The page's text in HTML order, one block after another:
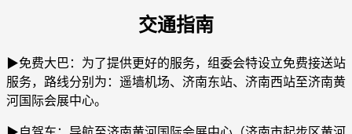
交通指南
▶免费大巴：为了提供更好的服务，组委会特设立免费接送站
服务，路线分别为：遥墙机场、济南东站、济南西站至济南黄
河国际会展中心。